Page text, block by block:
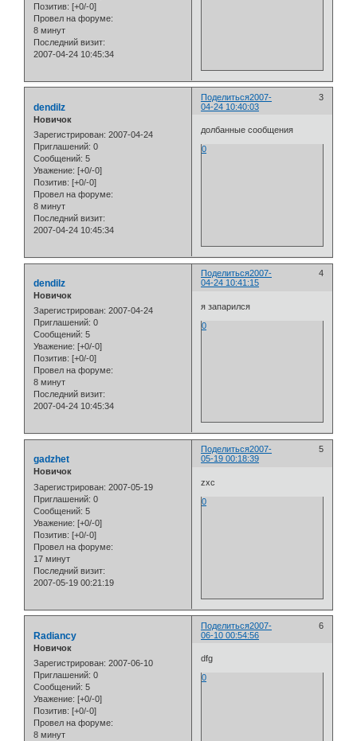
Позитив: [+0/-0]
Провел на форуме:
8 минут
Последний визит:
2007-04-24 10:45:34
Поделиться 3
2007-
04-24 10:40:03
dendilz
Новичок
Зарегистрирован: 2007-04-24
Приглашений: 0
Сообщений: 5
Уважение: [+0/-0]
Позитив: [+0/-0]
Провел на форуме:
8 минут
Последний визит:
2007-04-24 10:45:34
долбанные сообщения
0
Поделиться 4
2007-
04-24 10:41:15
dendilz
Новичок
Зарегистрирован: 2007-04-24
Приглашений: 0
Сообщений: 5
Уважение: [+0/-0]
Позитив: [+0/-0]
Провел на форуме:
8 минут
Последний визит:
2007-04-24 10:45:34
я запарился
0
Поделиться 5
2007-
05-19 00:18:39
gadzhet
Новичок
Зарегистрирован: 2007-05-19
Приглашений: 0
Сообщений: 5
Уважение: [+0/-0]
Позитив: [+0/-0]
Провел на форуме:
17 минут
Последний визит:
2007-05-19 00:21:19
zxc
0
Поделиться 6
2007-
06-10 00:54:56
Radiancy
Новичок
Зарегистрирован: 2007-06-10
Приглашений: 0
Сообщений: 5
Уважение: [+0/-0]
Позитив: [+0/-0]
Провел на форуме:
8 минут
dfg
0